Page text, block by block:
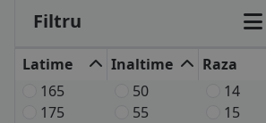
Filtru
Latime
165
175
Inaltime
50
55
Raza
14
15